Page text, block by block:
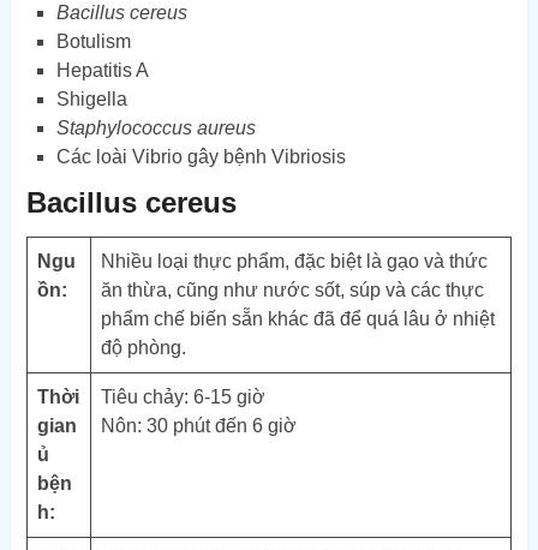
Bacillus cereus
Botulism
Hepatitis A
Shigella
Staphylococcus aureus
Các loài Vibrio gây bệnh Vibriosis
Bacillus cereus
Ngu
ồn:
Nhiều loại thực phẩm, đặc biệt là gạo và thức
ăn thừa, cũng như nước sốt, súp và các thực
phẩm chế biến sẵn khác đã để quá lâu ở nhiệt
độ phòng.
Thời
gian
ủ
bện
h:
Tiêu chảy: 6-15 giờ
Nôn: 30 phút đến 6 giờ